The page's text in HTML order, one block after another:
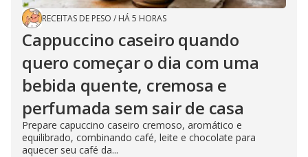
RECEITAS DE PESO / HÁ 5 HORAS
Cappuccino caseiro quando
quero começar o dia com uma
bebida quente, cremosa e
perfumada sem sair de casa
Prepare capuccino caseiro cremoso, aromático e
equilibrado, combinando café, leite e chocolate para
aquecer seu café da...